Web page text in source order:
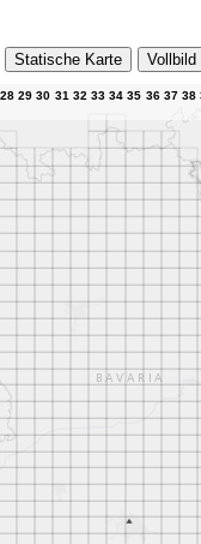
Statische Karte Vollbild